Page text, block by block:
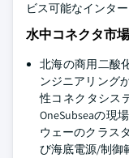
ビス可能なインタ
水中コネクタ市
北海の商用二酸
ンジニアリング
性コネクタシス
OneSubseaの現
ウェーのクラス
び海底電源/制御